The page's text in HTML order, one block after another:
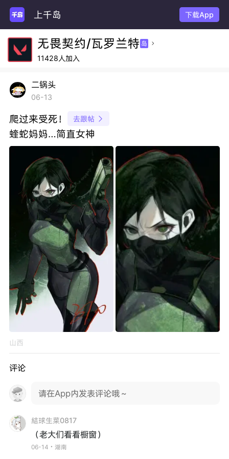
上千岛 下载App
无畏契约/瓦罗兰特 岛 
11428人加入
二锅头
06-13
爬过来受死！ 去跟帖 
蝰蛇妈妈…简直女神
山西
评论
请在App内发表评论哦～
結球生菜0817
（老大们看看橱窗）
06-14・湖南